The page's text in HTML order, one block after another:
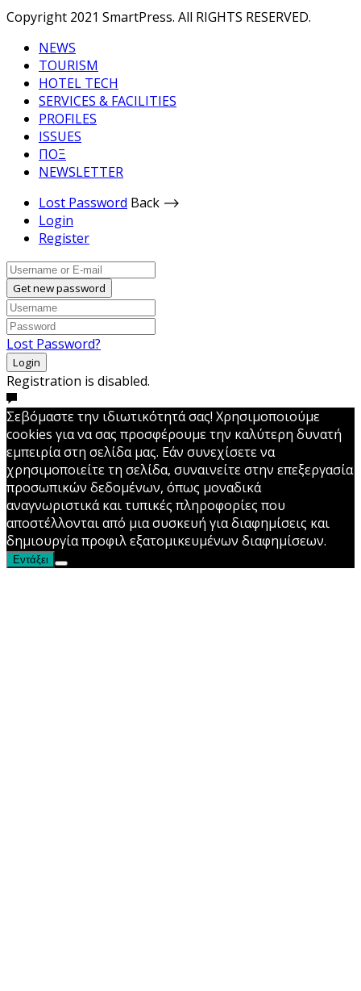
Copyright 2021 SmartPress. All RIGHTS RESERVED.
NEWS
TOURISM
HOTEL TECH
SERVICES & FACILITIES
PROFILES
ISSUES
ΠΟΞ
NEWSLETTER
Lost Password Back ⟶
Login
Register
Get new password
Lost Password?
Login
Registration is disabled.
Σεβόμαστε την ιδιωτικότητά σας! Χρησιμοποιούμε
cookies για να σας προσφέρουμε την καλύτερη δυνατή
εμπειρία στη σελίδα μας. Εάν συνεχίσετε να
χρησιμοποιείτε τη σελίδα, συναινείτε στην επεξεργασία
προσωπικών δεδομένων, όπως μοναδικά
αναγνωριστικά και τυπικές πληροφορίες που
αποστέλλονται από μια συσκευή για διαφημίσεις και
δημιουργία προφιλ εξατομικευμένων διαφημίσεων.
Εντάξει